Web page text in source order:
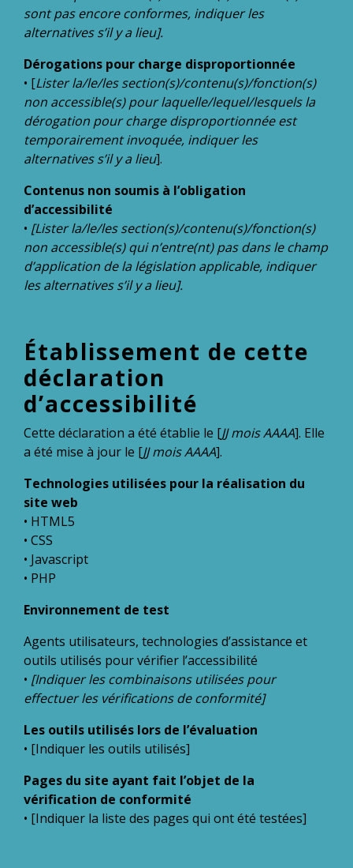
sont pas encore conformes, indiquer les
alternatives s’il y a lieu].
Dérogations pour charge disproportionnée
• [Lister la/le/les section(s)/contenu(s)/fonction(s)
non accessible(s) pour laquelle/lequel/lesquels la
dérogation pour charge disproportionnée est
temporairement invoquée, indiquer les
alternatives s’il y a lieu].
Contenus non soumis à l’obligation
d’accessibilité
• [Lister la/le/les section(s)/contenu(s)/fonction(s)
non accessible(s) qui n’entre(nt) pas dans le champ
d’application de la législation applicable, indiquer
les alternatives s’il y a lieu].
Établissement de cette
déclaration
d’accessibilité
Cette déclaration a été établie le [JJ mois AAAA]. Elle
a été mise à jour le [JJ mois AAAA].
Technologies utilisées pour la réalisation du
site web
• HTML5
• CSS
• Javascript
• PHP
Environnement de test
Agents utilisateurs, technologies d’assistance et
outils utilisés pour vérifier l’accessibilité
• [Indiquer les combinaisons utilisées pour
effectuer les vérifications de conformité]
Les outils utilisés lors de l’évaluation
• [Indiquer les outils utilisés]
Pages du site ayant fait l’objet de la
vérification de conformité
• [Indiquer la liste des pages qui ont été testées]